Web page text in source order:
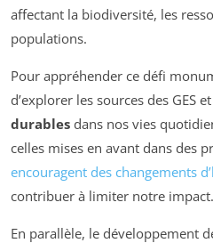
affectant la biodiversité, les
populations.
Pour appréhender ce défi
d’explorer les sources des GES
durables dans nos vies
celles mises en avant dans des
encouragent des changements
contribuer à limiter notre impact.
En parallèle, le développement